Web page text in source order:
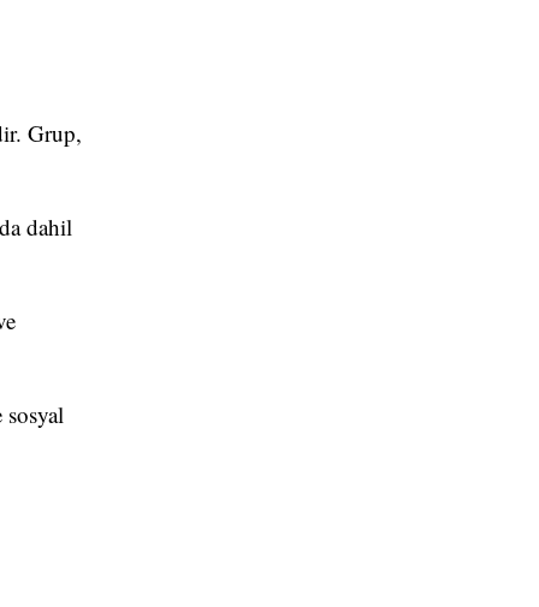
Grup,
dahil
sosyal